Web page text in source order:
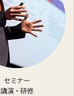
セミナー
講演・研修